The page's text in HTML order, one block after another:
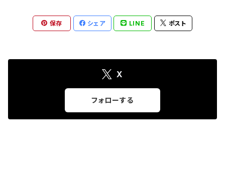
保存 シェア LINE ポスト
X
フォローする